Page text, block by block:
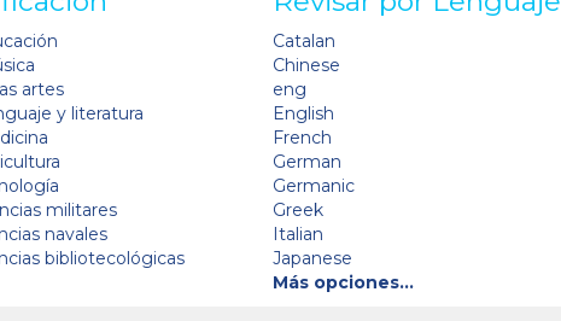
artes
y literatura
militares
navales
bibliotecológicas
Catalan
Chinese
eng
English
French
German
Germanic
Greek
Italian
Japanese
Más opciones…